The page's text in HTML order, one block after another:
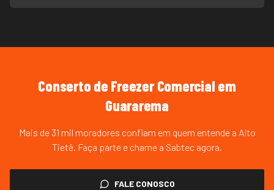
Conserto de Freezer Comercial em
Guararema
Mais de 31 mil moradores confiam em quem entende a Alto
Tietê. Faça parte e chame a Sabtec agora.
FALE CONOSCO